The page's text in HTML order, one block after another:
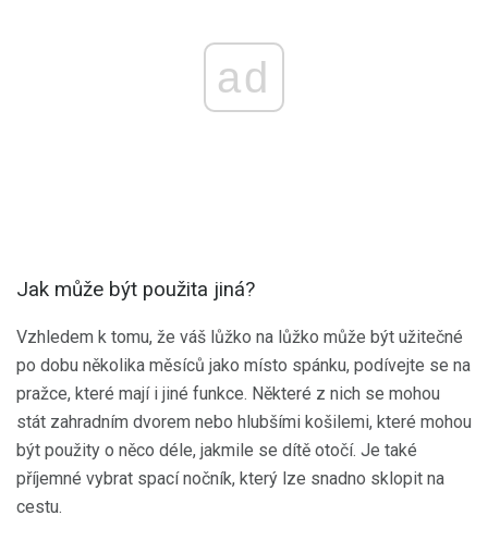
ad
Jak může být použita jiná?
Vzhledem k tomu, že váš lůžko na lůžko může být užitečné
po dobu několika měsíců jako místo spánku, podívejte se na
pražce, které mají i jiné funkce. Některé z nich se mohou
stát zahradním dvorem nebo hlubšími košilemi, které mohou
být použity o něco déle, jakmile se dítě otočí. Je také
příjemné vybrat spací nočník, který lze snadno sklopit na
cestu.